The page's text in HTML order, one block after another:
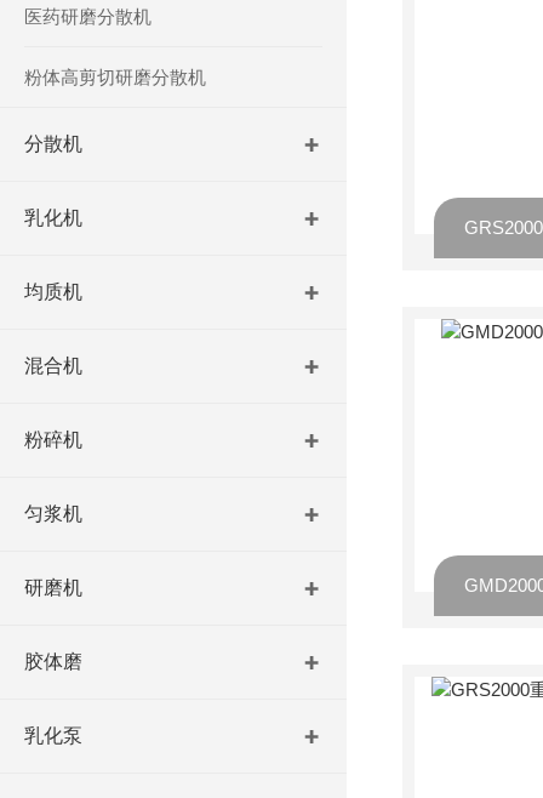
医药研磨分散机
粉体高剪切研磨分散机
分散机
乳化机
均质机
混合机
粉碎机
匀浆机
研磨机
胶体磨
乳化泵